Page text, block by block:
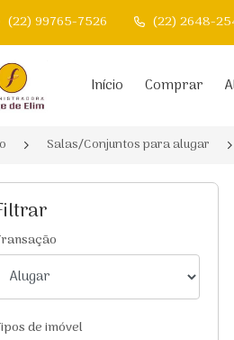
(22) 99765-7526 (22) 2648-
inicial Início Comprar
Salas/Conjuntos para alugar
de imóvel